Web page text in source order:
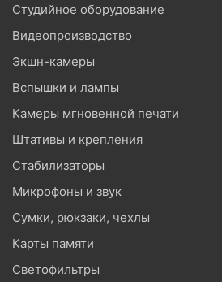
Студийное оборудование
Видеопроизводство
Экшн-камеры
Вспышки и лампы
Камеры мгновенной печати
Штативы и крепления
Стабилизаторы
Микрофоны и звук
Сумки, рюкзаки, чехлы
Карты памяти
Светофильтры